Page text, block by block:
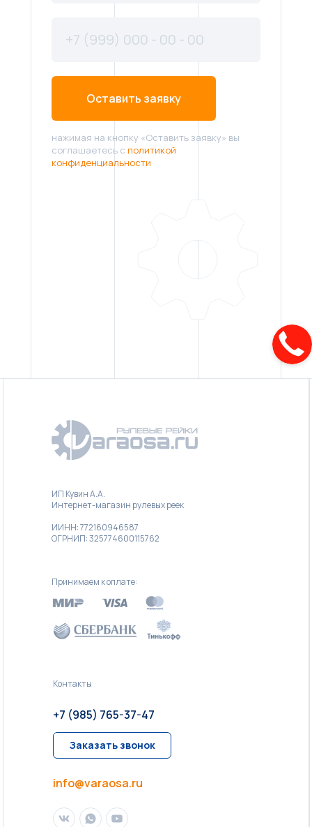
Оставить заявку
нажимая на кнопку «Оставить заявку» вы
соглашаетесь с политикой
конфиденциальности
Принимаем к оплате:
Контакты
ИП Кувин А.А.
Интернет-магазин рулевых реек
ИИНН: 772160946587
ОГРНИП: 325774600115762
info@varaosa.ru
+7 (985) 765-37-47
Заказать звонок